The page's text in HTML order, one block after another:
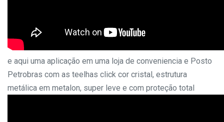
e aqui uma aplicação em uma loja de conveniencia e Posto
Petrobras com as teelhas click cor cristal, estrutura
metálica em metalon, super leve e com proteção total